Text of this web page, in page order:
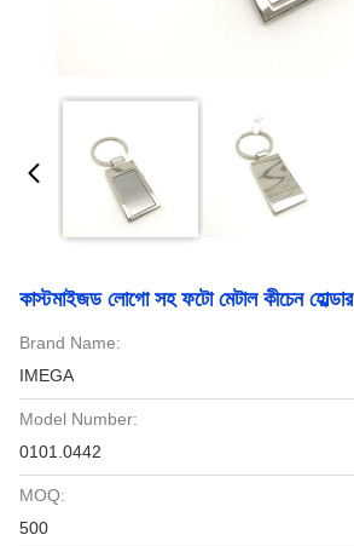
কাস্টমাইজড লোগো সহ ফটো মেটাল কীচেন হোল্ডার
Brand Name:
IMEGA
Model Number:
0101.0442
MOQ:
500